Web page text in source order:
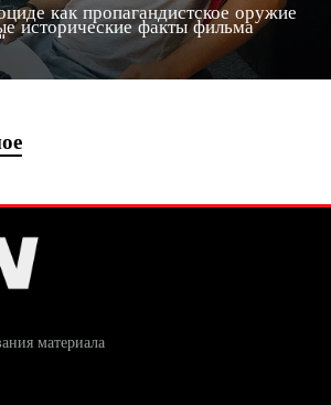
как пропагандистское оружие
исторические факты фильма
материала